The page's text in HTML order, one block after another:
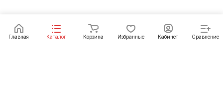
Главная Каталог Корзина Избранные Кабинет Сравнение